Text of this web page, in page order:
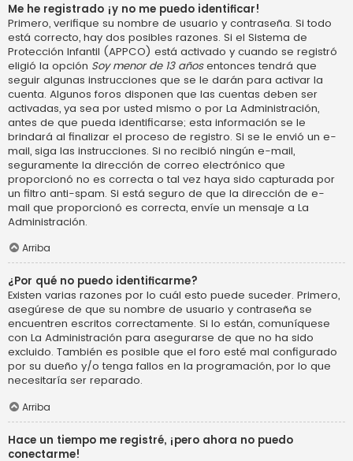
Me he registrado ¡y no me puedo identificar!
Primero, verifique su nombre de usuario y contraseña. Si todo
está correcto, hay dos posibles razones. Si el Sistema de
Protección Infantil (APPCO) está activado y cuando se registró
eligió la opción Soy menor de 13 añosentonces tendrá que
seguir algunas instrucciones que se le darán para activar la
cuenta. Algunos foros disponen que las cuentas deben ser
activadas, ya sea por usted mismo o por La Administración,
antes de que pueda identificarse; esta información se le
brindará al finalizar el proceso de registro. Si se le envió un e-
mail, siga las instrucciones. Si no recibió ningún e-mail,
seguramente la dirección de correo electrónico que
proporcionó no es correcta o tal vez haya sido capturada por
un filtro anti-spam. Si está seguro de que la dirección de e-
mail que proporcionó es correcta, envíe un mensaje a La
Administración.
Arriba
¿Por qué no puedo identificarme?
Existen varias razones por lo cuál esto puede suceder. Primero,
asegúrese de que su nombre de usuario y contraseña se
encuentren escritos correctamente. Si lo están, comuníquese
con La Administración para asegurarse de que no ha sido
excluido. También es posible que el foro esté mal configurado
por su dueño y/o tenga fallos en la programación, por lo que
necesitaría ser reparado.
Arriba
Hace un tiempo me registré, ¡pero ahora no puedo
conectarme!